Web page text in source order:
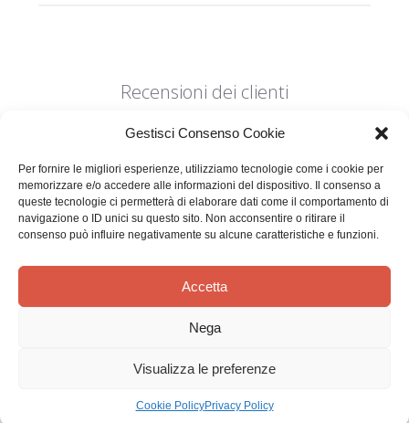
Gestisci Consenso Cookie
Per fornire le migliori esperienze, utilizziamo tecnologie come i cookie per
memorizzare e/o accedere alle informazioni del dispositivo. Il consenso a
queste tecnologie ci permetterà di elaborare dati come il comportamento di
navigazione o ID unici su questo sito. Non acconsentire o ritirare il
consenso può influire negativamente su alcune caratteristiche e funzioni.
Accetta
Nega
Visualizza le preferenze
Cookie PolicyPrivacy Policy
Recensioni dei clienti
Siamo in cerca di stelle!
Comunicaci cosa ne pensi
Sii il primo a scrivere una
recensione